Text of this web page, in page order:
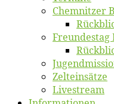
Chemnit­zer
Freun­des­tag
Zelt­ein­sät­ze
Live­stream